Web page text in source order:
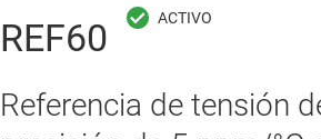
REF60
Referencia de tensión